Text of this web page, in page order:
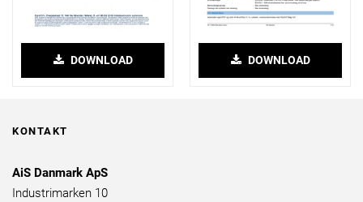
DOWNLOAD DOWNLOAD
KONTAKT
AiS Danmark ApS
Industrimarken 10